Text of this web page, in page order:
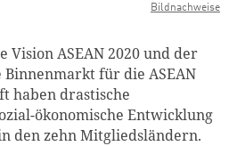
Bildnachweise
ASEAN 2020 und der
Binnenmarkt für die ASEAN
haben drastische
ökonomische Entwicklung
den zehn Mitgliedsländern.